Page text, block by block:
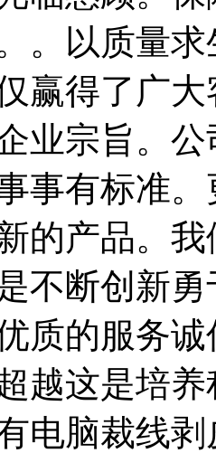
。以质量
赢得了广
业宗旨。
事有标准
的产品。
不断创新
质的服务
越这是培
电脑裁线